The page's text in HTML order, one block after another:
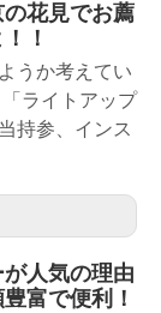
花見でお薦
！
うか考えてい
ライトアップ
持参、インス
人気の理由
富で便利！